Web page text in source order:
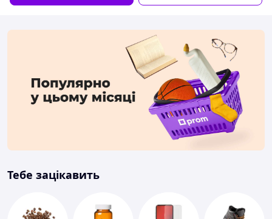
Тебе зацікавить